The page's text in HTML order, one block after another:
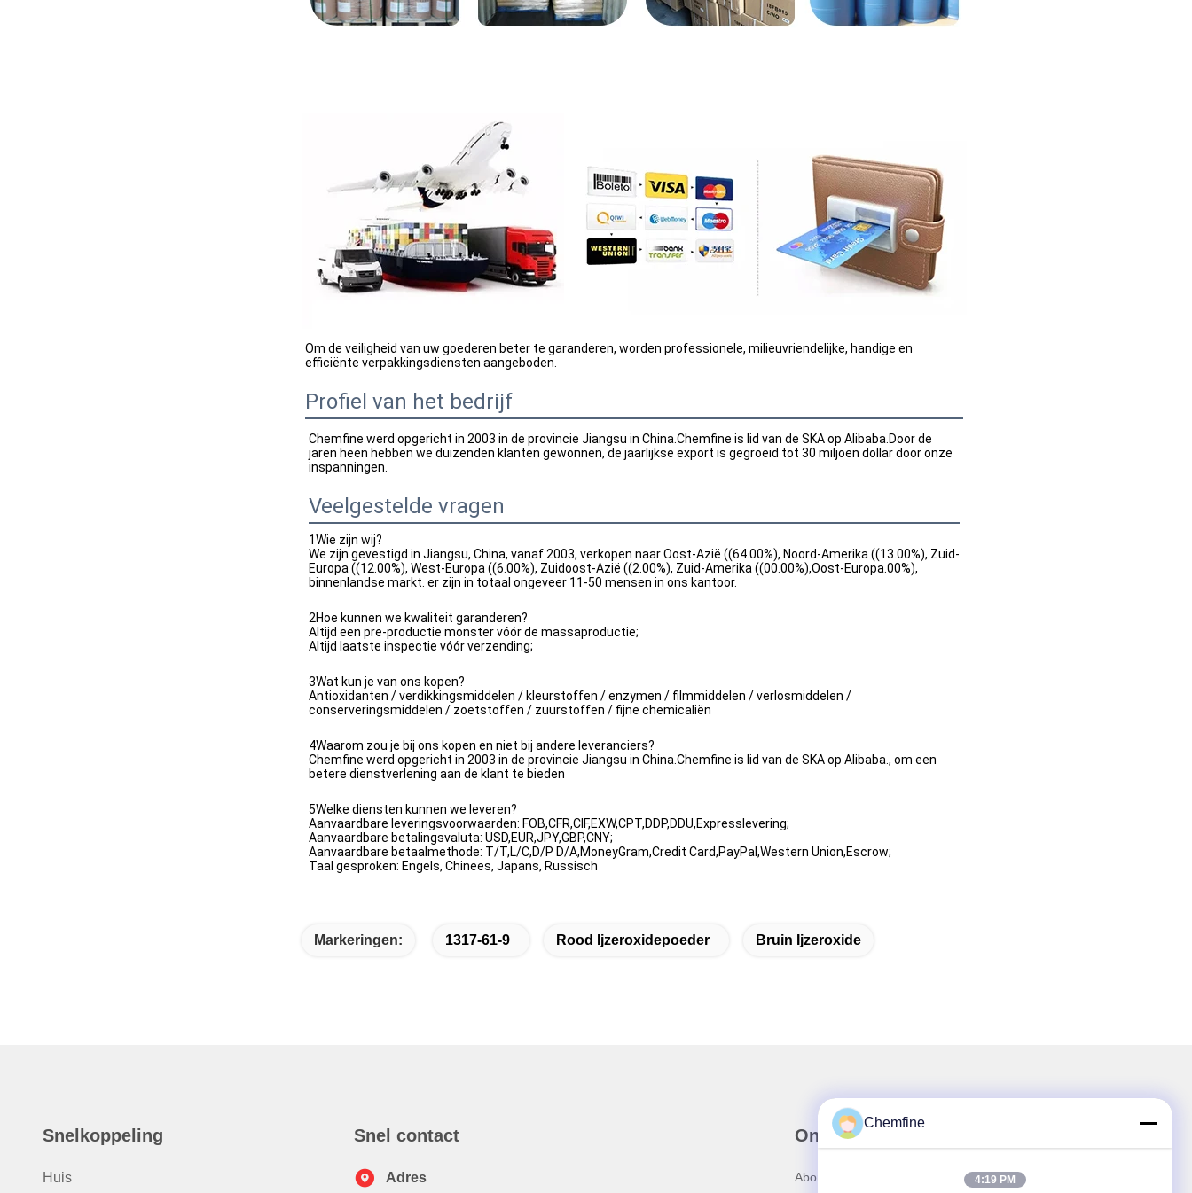
Om de veiligheid van uw goederen beter te garanderen, worden professionele, milieuvriendelijke, handige en
efficiënte verpakkingsdiensten aangeboden.
Profiel van het bedrijf
Chemfine werd opgericht in 2003 in de provincie Jiangsu in China.Chemfine is lid van de SKA op Alibaba.Door de
jaren heen hebben we duizenden klanten gewonnen, de jaarlijkse export is gegroeid tot 30 miljoen dollar door onze
inspanningen.
Veelgestelde vragen
1Wie zijn wij?
We zijn gevestigd in Jiangsu, China, vanaf 2003, verkopen naar Oost-Azië ((64.00%), Noord-Amerika ((13.00%), Zuid-
Europa ((12.00%), West-Europa ((6.00%), Zuidoost-Azië ((2.00%), Zuid-Amerika ((00.00%),Oost-Europa.00%),
binnenlandse markt. er zijn in totaal ongeveer 11-50 mensen in ons kantoor.
2Hoe kunnen we kwaliteit garanderen?
Altijd een pre-productie monster vóór de massaproductie;
Altijd laatste inspectie vóór verzending;
3Wat kun je van ons kopen?
Antioxidanten / verdikkingsmiddelen / kleurstoffen / enzymen / filmmiddelen / verlosmiddelen /
conserveringsmiddelen / zoetstoffen / zuurstoffen / fijne chemicaliën
4Waarom zou je bij ons kopen en niet bij andere leveranciers?
Chemfine werd opgericht in 2003 in de provincie Jiangsu in China.Chemfine is lid van de SKA op Alibaba., om een
betere dienstverlening aan de klant te bieden
5Welke diensten kunnen we leveren?
Aanvaardbare leveringsvoorwaarden: FOB,CFR,CIF,EXW,CPT,DDP,DDU,Expresslevering;
Aanvaardbare betalingsvaluta: USD,EUR,JPY,GBP,CNY;
Aanvaardbare betaalmethode: T/T,L/C,D/P D/A,MoneyGram,Credit Card,PayPal,Western Union,Escrow;
Taal gesproken: Engels, Chinees, Japans, Russisch
Markeringen: 1317-61-9 Rood Ijzeroxidepoeder Bruin Ijzeroxide
Snelkoppeling
Huis
Snel contact
Adres
Onze Nieuwsbrief
Abonneer u op onze nieuwsbrief voor kortingen en meer.
Chemfine
4:19 PM